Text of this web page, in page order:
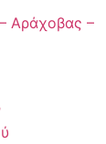
Αράχοβας –